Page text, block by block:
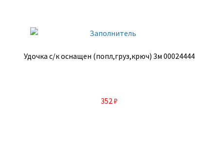
Удочка с/к оснащен (попл,груз,крюч) 3м 00024444
352₽